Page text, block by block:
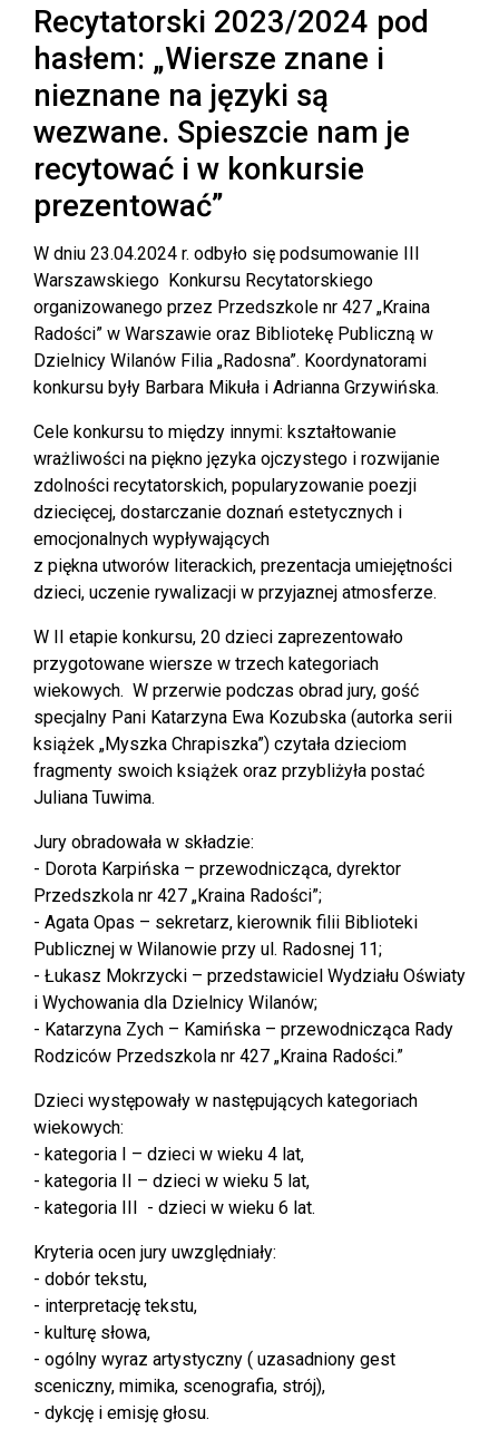
Recytatorski 2023/2024 pod
hasłem: „Wiersze znane i
nieznane na języki są
wezwane. Spieszcie nam je
recytować i w konkursie
prezentować”
W dniu 23.04.2024 r. odbyło się podsumowanie III
Warszawskiego Konkursu Recytatorskiego
organizowanego przez Przedszkole nr 427 „Kraina
Radości” w Warszawie oraz Bibliotekę Publiczną w
Dzielnicy Wilanów Filia „Radosna”. Koordynatorami
konkursu były Barbara Mikuła i Adrianna Grzywińska.
Cele konkursu to między innymi: kształtowanie
wrażliwości na piękno języka ojczystego i rozwijanie
zdolności recytatorskich, popularyzowanie poezji
dziecięcej, dostarczanie doznań estetycznych i
emocjonalnych wypływających
z piękna utworów literackich, prezentacja umiejętności
dzieci, uczenie rywalizacji w przyjaznej atmosferze.
W II etapie konkursu, 20 dzieci zaprezentowało
przygotowane wiersze w trzech kategoriach
wiekowych. W przerwie podczas obrad jury, gość
specjalny Pani Katarzyna Ewa Kozubska (autorka serii
książek „Myszka Chrapiszka”) czytała dzieciom
fragmenty swoich książek oraz przybliżyła postać
Juliana Tuwima.
Jury obradowała w składzie:
- Dorota Karpińska – przewodnicząca, dyrektor
Przedszkola nr 427 „Kraina Radości”;
- Agata Opas – sekretarz, kierownik filii Biblioteki
Publicznej w Wilanowie przy ul. Radosnej 11;
- Łukasz Mokrzycki – przedstawiciel Wydziału Oświaty
i Wychowania dla Dzielnicy Wilanów;
- Katarzyna Zych – Kamińska – przewodnicząca Rady
Rodziców Przedszkola nr 427 „Kraina Radości.”
Dzieci występowały w następujących kategoriach
wiekowych:
- kategoria I – dzieci w wieku 4 lat,
- kategoria II – dzieci w wieku 5 lat,
- kategoria III - dzieci w wieku 6 lat.
Kryteria ocen jury uwzględniały:
- dobór tekstu,
- interpretację tekstu,
- kulturę słowa,
- ogólny wyraz artystyczny ( uzasadniony gest
sceniczny, mimika, scenografia, strój),
- dykcję i emisję głosu.